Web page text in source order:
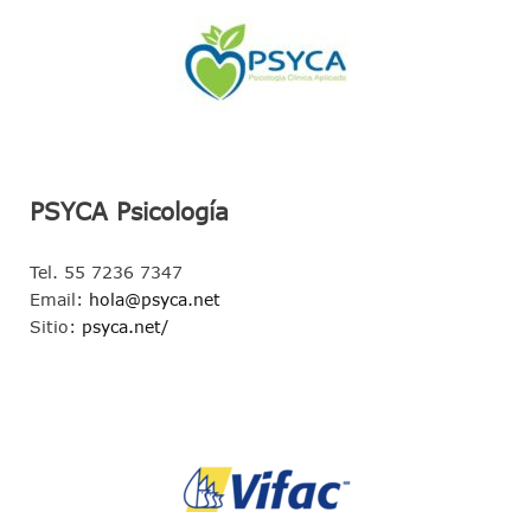
PSYCA Psicología
Tel. 55 7236 7347
Email: hola@psyca.net
Sitio: psyca.net/